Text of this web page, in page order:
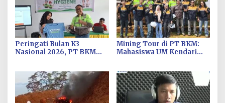
Peringati Bulan K3
Nasional 2026, PT BKM
Mining Tour di PT BKM:
Mahasiswa UM Kendari